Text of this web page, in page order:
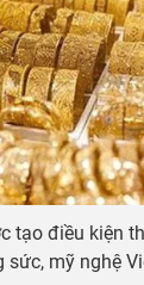
tạo điều kiện
sức, mỹ nghệ